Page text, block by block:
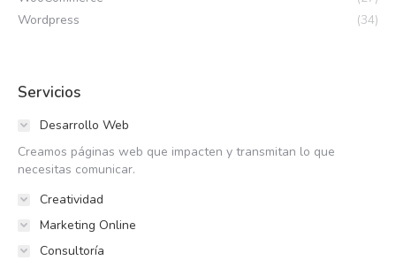
Wordpress
(34)
Servicios
Desarrollo Web
Creamos páginas web que impacten y transmitan lo que
necesitas comunicar.
Creatividad
Marketing Online
Consultoría